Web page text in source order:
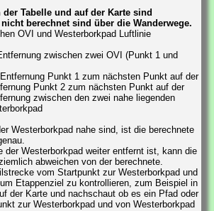
Tabelle und auf der Karte sind
berechnet sind über die Wanderwege.
OVI und Westerborkpad Luftlinie
zwischen zwei OVI (Punkt 1 und
Entfernung Punkt 1 zum nächsten Punkt auf der
Punkt 2 zum nächsten Punkt auf der
zwischen den zwei nahe liegenden
Westerborkpad nahe sind, ist die berechnete
der Westerborkpad weiter entfernt ist, kann die
abweichen von der berechnete.
vom Startpunkt zur Westerborkpad und
Etappenziel zu kontrollieren, zum Beispiel in
der Karte und nachschaut ob es ein Pfad oder
zur Westerborkpad und von Westerborkpad